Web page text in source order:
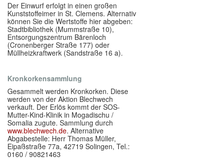
Der Einwurf erfolgt in einen großen
Kunststoffeimer in St. Clemens. Alternativ
können Sie die Wertstoffe hier abgeben:
Stadtbibliothek (Mummstraße 10),
Entsorgungszentrum Bärenloch
(Cronenberger Straße 177) oder
Müllheizkraftwerk (Sandstraße 16 a).
Kronkorkensammlung
Gesammelt werden Kronkorken. Diese
werden von der Aktion Blechwech
verkauft. Der Erlös kommt der SOS-
Mutter-Kind-Klinik in Mogadischu /
Somalia zugute. Sammlung durch
www.blechwech.de. Alternative
Abgabestelle: Herr Thomas Müller,
Eipaßstraße 77a, 42719 Solingen, Tel.:
0160 / 90821463